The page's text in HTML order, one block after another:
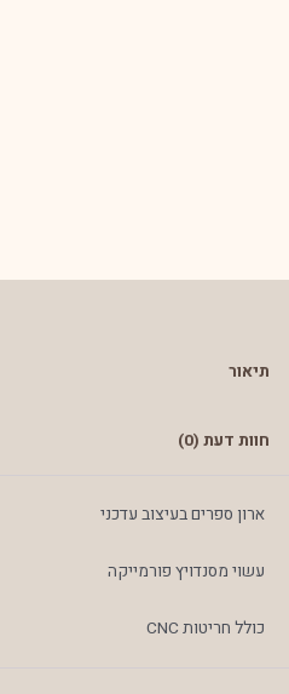
תיאור
חוות דעת (0)
ארון ספרים בעיצוב עדכני
עשוי מסנדויץ פורמייקה
כולל חריטות CNC